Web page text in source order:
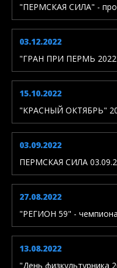
"ПЕРМСКАЯ СИЛА" -
03.12.2022
"ГРАН ПРИ ПЕРМЬ
15.10.2022
"КРАСНЫЙ ОКТЯБРЬ"
03.09.2022
ПЕРМСКАЯ СИЛА
27.08.2022
"РЕГИОН 59" -
13.08.2022
"День физкультурника